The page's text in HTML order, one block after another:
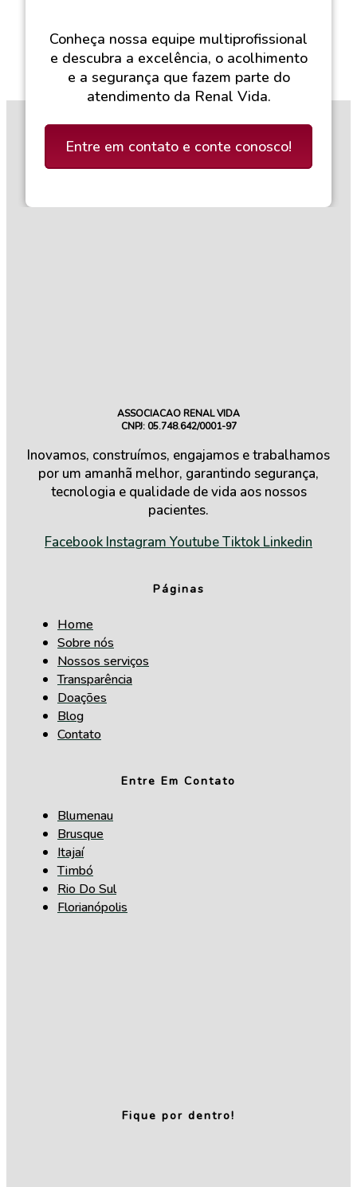
Conheça nossa equipe multiprofissional
e descubra a excelência, o acolhimento
e a segurança que fazem parte do
atendimento da Renal Vida.
Entre em contato e conte conosco!
ASSOCIACAO RENAL VIDA
CNPJ: 05.748.642/0001-97
Inovamos, construímos, engajamos e trabalhamos
por um amanhã melhor, garantindo segurança,
tecnologia e qualidade de vida aos nossos
pacientes.
Facebook Instagram YoutubeTiktok Linkedin
Páginas
Home
Sobre nós
Nossos serviços
Transparência
Doações
Blog
Contato
Entre Em Contato
Blumenau
Brusque
Itajaí
Timbó
Rio Do Sul
Florianópolis
Fique por dentro!